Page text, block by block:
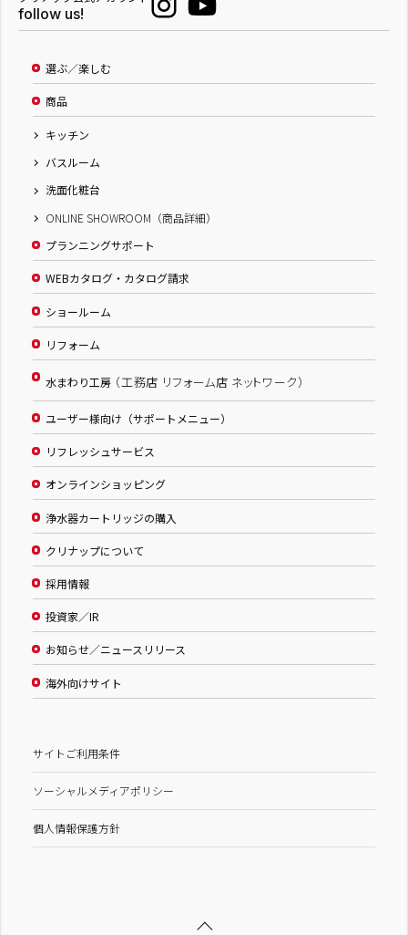
follow us!
選ぶ／楽しむ
商品
キッチン
バスルーム
洗面化粧台
ONLINE SHOWROOM（商品詳細）
プランニングサポート
WEBカタログ・カタログ請求
ショールーム
リフォーム
水まわり工房 （工務店 リフォーム店 ネットワーク）
ユーザー様向け（サポートメニュー）
リフレッシュサービス
オンラインショッピング
浄水器カートリッジの購入
クリナップについて
採用情報
投資家／IR
お知らせ／ニュースリリース
海外向けサイト
サイトご利用条件
ソーシャルメディアポリシー
個人情報保護方針